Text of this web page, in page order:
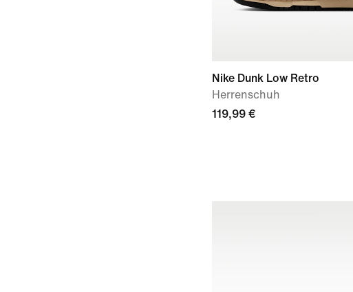
Nike Dunk Low Retro
Herrenschuh
119,99 €